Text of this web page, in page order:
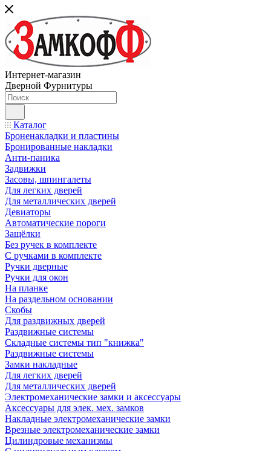
Интернет-магазин
Дверной Фурнитуры
Каталог
Броненакладки и пластины
Бронированные накладки
Анти-паника
Задвижки
Засовы, шпингалеты
Для легких дверей
Для металлических дверей
Девиаторы
Автоматические пороги
Защёлки
Без ручек в комплекте
С ручками в комплекте
Ручки дверные
Ручки для окон
На планке
На раздельном основании
Скобы
Для раздвижных дверей
Раздвижные системы
Складные системы тип "книжка"
Раздвижные системы
Замки накладные
Для легких дверей
Для металлических дверей
Электромеханические замки и аксессуары
Аксессуары для элек. мех. замков
Накладные электромеханические замки
Врезные электромеханические замки
Цилиндровые механизмы